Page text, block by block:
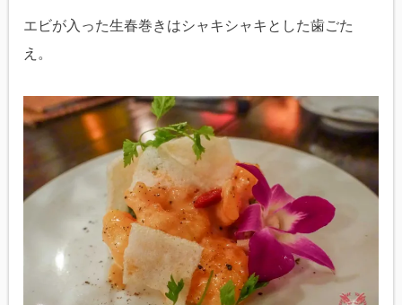
エビが入った生春巻きはシャキシャキとした歯ごた
え。